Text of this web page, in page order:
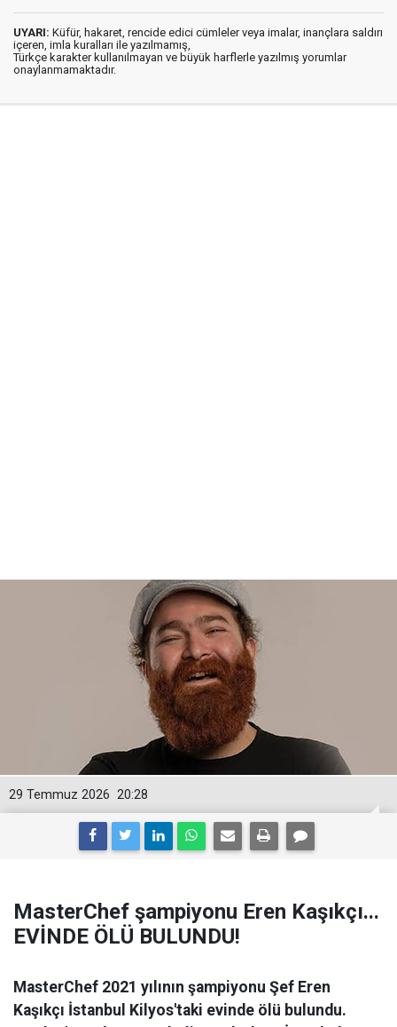
UYARI: Küfür, hakaret, rencide edici cümleler veya imalar, inançlara saldırı
içeren, imla kuralları ile yazılmamış,
Türkçe karakter kullanılmayan ve büyük harflerle yazılmış yorumlar
onaylanmamaktadır.
20:28
29 Temmuz 2026
MasterChef şampiyonu Eren Kaşıkçı...
EVİNDE ÖLÜ BULUNDU!
MasterChef 2021 yılının şampiyonu Şef Eren
Kaşıkçı İstanbul Kilyos'taki evinde ölü bulundu.